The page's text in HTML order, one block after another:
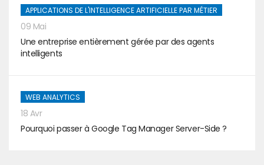
APPLICATIONS DE L'INTELLIGENCE ARTIFICIELLE PAR MÉTIER
09 Mai
Une entreprise entièrement gérée par des agents
intelligents
WEB ANALYTICS
18 Avr
Pourquoi passer à Google Tag Manager Server-Side ?